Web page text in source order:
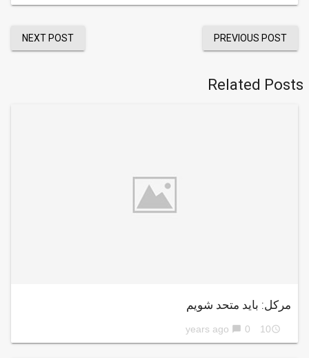
PREVIOUS POST
NEXT POST
Related Posts
مرکل: باید متحد شویم
access_time
10 years ago
chat_bubble 0